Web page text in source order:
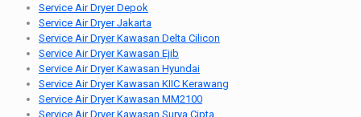
Service Air Dryer Depok
Service Air Dryer Jakarta
Service Air Dryer Kawasan Delta Cilicon
Service Air Dryer Kawasan Ejib
Service Air Dryer Kawasan Hyundai
Service Air Dryer Kawasan KIIC Kerawang
Service Air Dryer Kawasan MM2100
Service Air Dryer Kawasan Surya Cipta